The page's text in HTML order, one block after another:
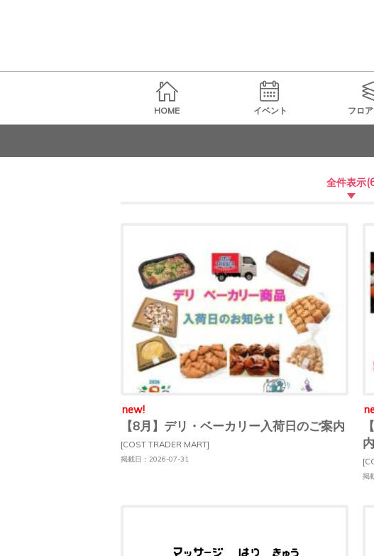
HOME イベント フロ
全件表示
new!
【8月】デリ・ベーカリー入荷日のご案内
[COST TRADER MART]
掲載日：2026-07-31
内
掲